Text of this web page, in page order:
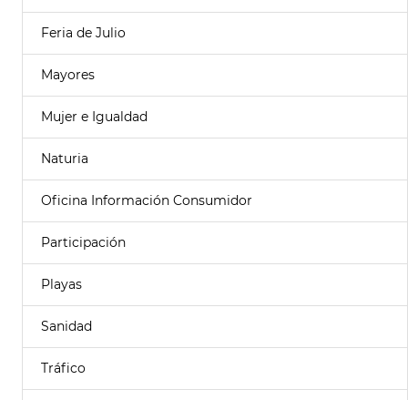
Feria de Julio
Mayores
Mujer e Igualdad
Naturia
Oficina Información Consumidor
Participación
Playas
Sanidad
Tráfico